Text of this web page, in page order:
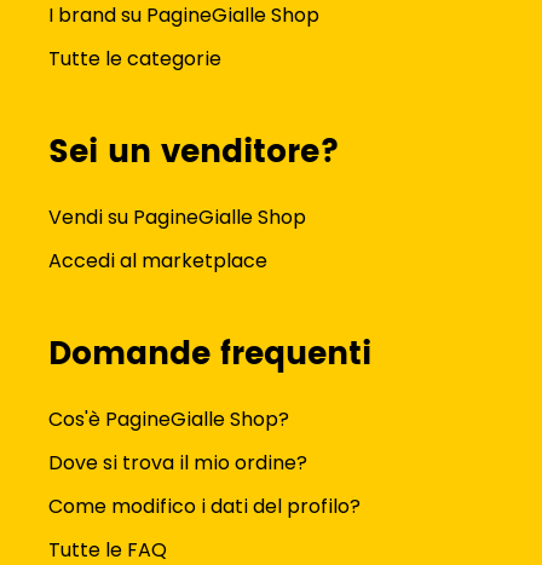
I brand su PagineGialle Shop
Tutte le categorie
Sei un venditore?
Vendi su PagineGialle Shop
Accedi al marketplace
Domande frequenti
Cos'è PagineGialle Shop?
Dove si trova il mio ordine?
Come modifico i dati del profilo?
Tutte le FAQ